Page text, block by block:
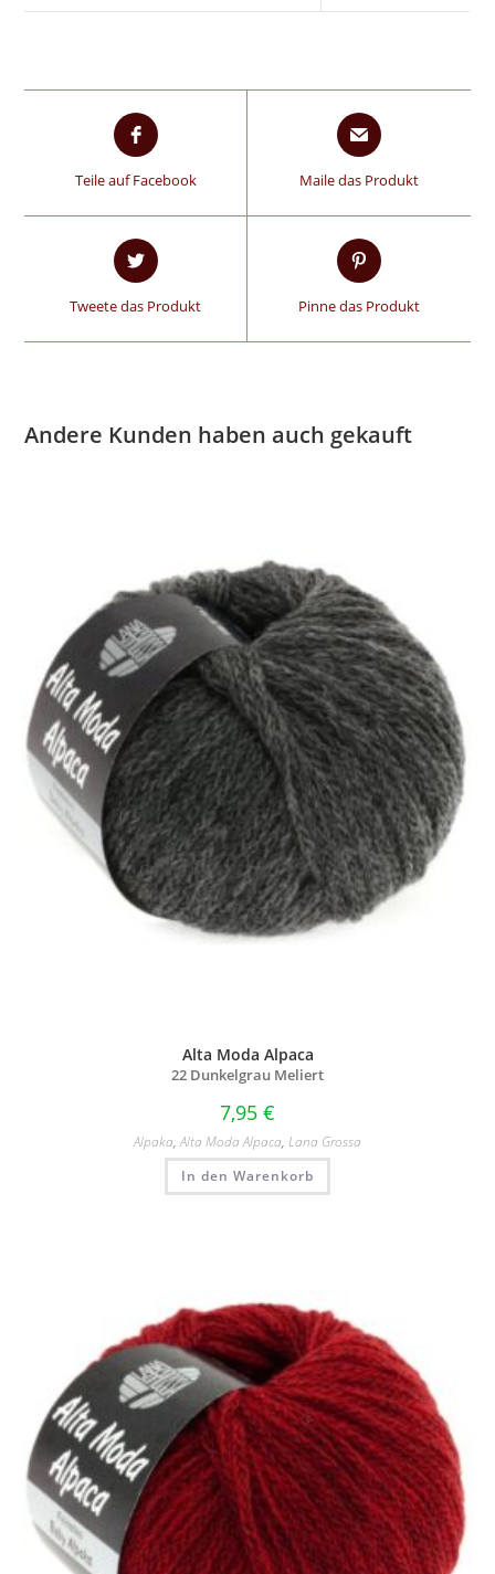
Teile auf Facebook Maile das Produkt
Tweete das Produkt Pinne das Produkt
Andere Kunden haben auch gekauft
Alta Moda Alpaca
22 Dunkelgrau Meliert
7,95 €
Alpaka,Alta Moda Alpaca, Lana Grossa
In den Warenkorb